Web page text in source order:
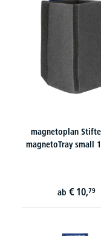
magnetoplan
magnetoTray small
ab € 10,79